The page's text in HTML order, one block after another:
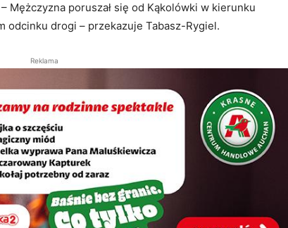
Mężczyzna poruszał się od Kąkolówki w kierunku
odcinku drogi – przekazuje Tabasz-Rygiel.
Reklama